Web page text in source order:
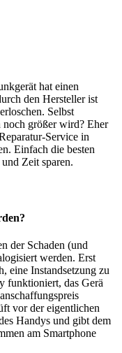
hat einen
den Hersteller ist
Selbst
noch größer wird? Eher
Service in
Einfach die besten
Zeit sparen.
der Schaden (und
werden. Erst
eine Instandsetzung zu
funktioniert, das Gerä
vor der eigentlichen
Handys und gibt dem
am Smartphone